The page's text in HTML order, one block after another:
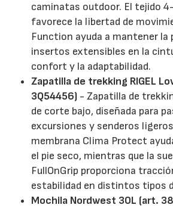
caminatas outdoor. El tejido
favorece la libertad de
Function ayuda a mantener la
insertos extensibles en la
confort y la adaptabilidad.
Zapatilla de trekking RIGEL
3Q54456) - Zapatilla de
de corte bajo, diseñada para
excursiones y senderos
membrana Clima Protect
el pie seco, mientras que la
FullOnGrip proporciona
estabilidad en distintos tipos
Mochila Nordwest 30L (art.